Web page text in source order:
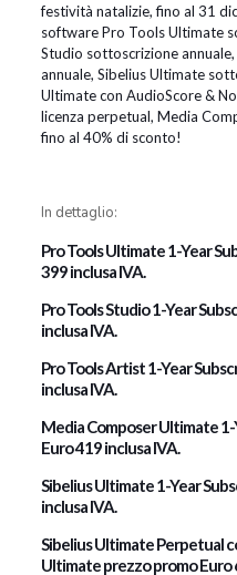
festività natalizie, fino al 31
software Pro Tools Ultimate
Studio sottoscrizione
annuale, Sibelius Ultimate
Ultimate con AudioScore &
licenza perpetual, Media
fino al 40% di sconto!
In dettaglio:
Pro Tools Ultimate 1-Year
399 inclusa IVA.
Pro Tools Studio 1-Year
inclusa IVA.
Pro Tools Artist 1-Year
inclusa IVA.
Media Composer Ultimate
Euro 419 inclusa IVA.
Sibelius Ultimate 1-Year
inclusa IVA.
Sibelius Ultimate Perpetual
Ultimate prezzo promo Euro